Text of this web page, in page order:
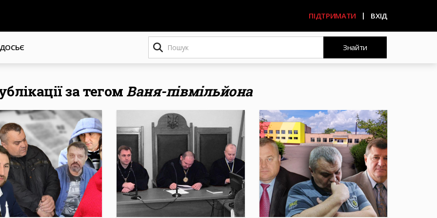
ПІДТРИМАТИ ВХІД
ДОСЬЄ
Пошук
Знайти
за тегомВаня-півмільйона